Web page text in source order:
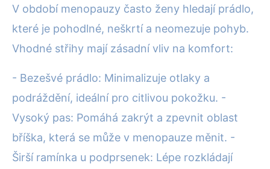
V období menopauzy často ženy hledají prádlo,
které je pohodlné, neškrtí a neomezuje pohyb.
Vhodné střihy mají zásadní vliv na komfort:
- Bezešvé prádlo: Minimalizuje otlaky a
podráždění, ideální pro citlivou pokožku. -
Vysoký pas: Pomáhá zakrýt a zpevnit oblast
bříška, která se může v menopauze měnit. -
Širší ramínka u podprsenek: Lépe rozkládají